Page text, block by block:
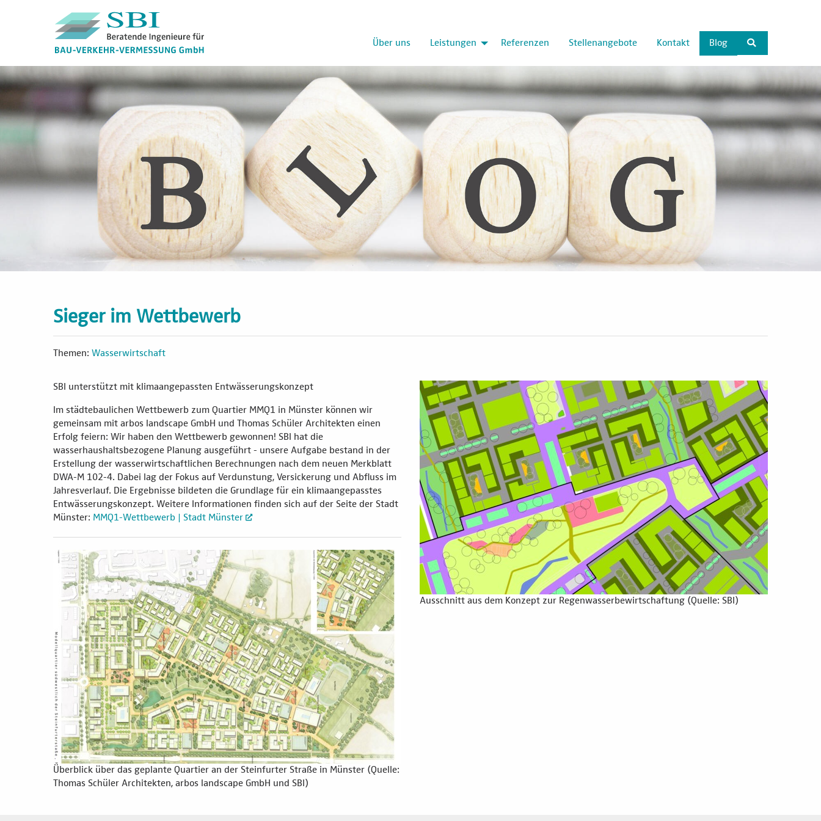
Über uns Leistungen Referenzen Stellenangebote Kontakt Blog
Sieger im Wettbewerb
Themen: Wasserwirtschaft
SBI unterstützt mit klimaangepassten Entwässerungskonzept
Im städtebaulichen Wettbewerb zum Quartier MMQ1 in Münster können wir
gemeinsam mit arbos landscape GmbH und Thomas Schüler Architekten einen
Erfolg feiern: Wir haben den Wettbewerb gewonnen! SBI hat die
wasserhaushaltsbezogene Planung ausgeführt - unsere Aufgabe bestand in der
Erstellung der wasserwirtschaftlichen Berechnungen nach dem neuen Merkblatt
DWA-M 102-4. Dabei lag der Fokus auf Verdunstung, Versickerung und Abfluss im
Jahresverlauf. Die Ergebnisse bildeten die Grundlage für ein klimaangepasstes
Entwässerungskonzept. Weitere Informationen finden sich auf der Seite der Stadt
Münster: MMQ1-Wettbewerb | Stadt Münster
Überblick über das geplante Quartier an der Steinfurter Straße in Münster (Quelle:
Thomas Schüler Architekten, arbos landscape GmbH und SBI)
Ausschnitt aus dem Konzept zur Regenwasserbewirtschaftung (Quelle: SBI)